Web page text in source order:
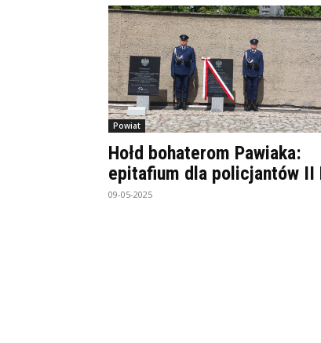
Powiat
Hołd bohaterom Pawiaka:
epitafium dla policjantów II
09-05-2025